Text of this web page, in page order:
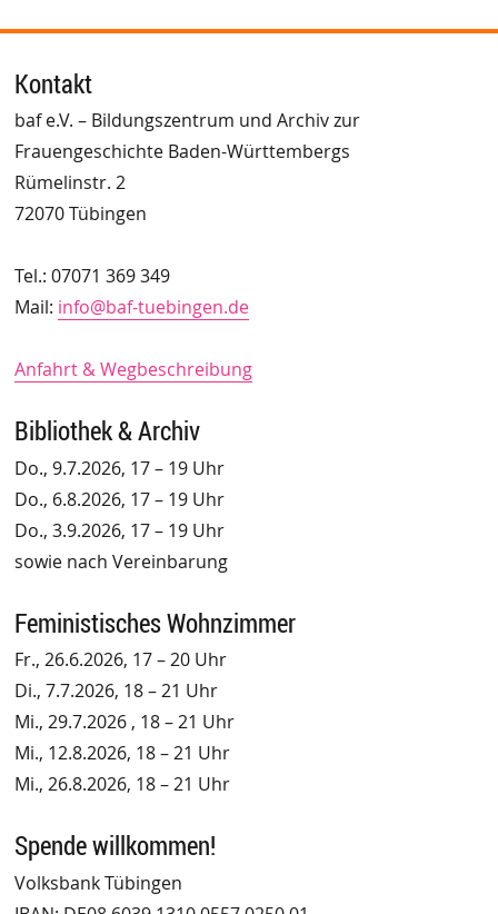
Kontakt
baf e.V. – Bildungszentrum und Archiv zur
Frauengeschichte Baden-Württembergs
Rümelinstr. 2
72070 Tübingen
Tel.: 07071 369 349
Mail: info@baf-tuebingen.de
Anfahrt & Wegbeschreibung
Bibliothek & Archiv
Do., 9.7.2026, 17 – 19 Uhr
Do., 6.8.2026, 17 – 19 Uhr
Do., 3.9.2026, 17 – 19 Uhr
sowie nach Vereinbarung
Feministisches Wohnzimmer
Fr., 26.6.2026, 17 – 20 Uhr
Di., 7.7.2026, 18 – 21 Uhr
Mi., 29.7.2026 , 18 – 21 Uhr
Mi., 12.8.2026, 18 – 21 Uhr
Mi., 26.8.2026, 18 – 21 Uhr
Spende willkommen!
Volksbank Tübingen